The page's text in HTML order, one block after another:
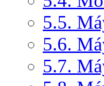
5.5.
5.6.
5.7.